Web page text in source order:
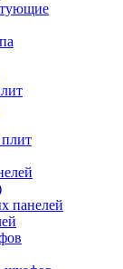
панелей